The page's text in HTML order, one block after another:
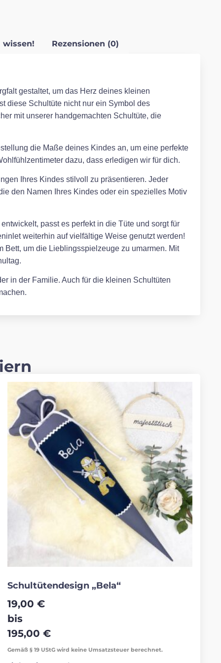
wissen! Rezensionen (0)
gestaltet, um das Herz deines kleinen
diese Schultüte nicht nur ein Symbol des
mit unserer handgemachten Schultüte, die
die Maße deines Kindes an, um eine perfekte
dazu, dass erledigen wir für dich.
Ihres Kindes stilvoll zu präsentieren. Jeder
den Namen Ihres Kindes oder ein spezielles Motiv
passt es perfekt in die Tüte und sorgt für
weiterhin auf vielfältige Weise genutzt werden!
um die Lieblingsspielzeuge zu umarmen. Mit
in der Familie. Auch für die kleinen Schultüten
Schultütendesign „Bela“
19,00€
bis
195,00€
Gemäß § 19 UStG wird keine Umsatzsteuer berechnet.